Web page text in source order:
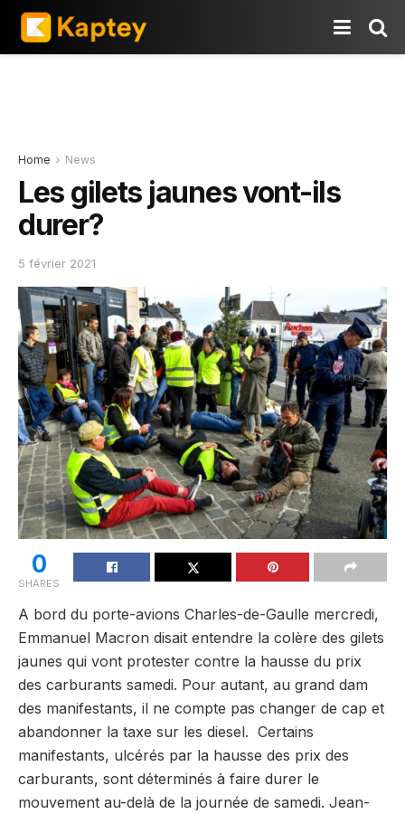
Home News
Les gilets jaunes vont-ils
durer?
5 février 2021
0
SHARES
A bord du porte-avions Charles-de-Gaulle mercredi,
Emmanuel Macron disait entendre la colère des gilets
jaunes qui vont protester contre la hausse du prix
des carburants samedi. Pour autant, au grand dam
des manifestants, il ne compte pas changer de cap et
abandonner la taxe sur les diesel. Certains
manifestants, ulcérés par la hausse des prix des
carburants, sont déterminés à faire durer le
mouvement au-delà de la journée de samedi. Jean-